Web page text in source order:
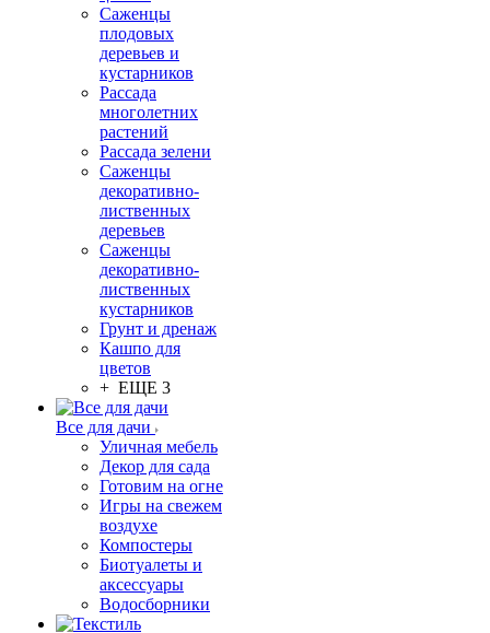
Саженцы
плодовых
деревьев и
кустарников
Рассада
многолетних
растений
Рассада зелени
Саженцы
декоративно-
лиственных
деревьев
Саженцы
декоративно-
лиственных
кустарников
Грунт и дренаж
Кашпо для
цветов
+ ЕЩЕ 3
Все для дачи
Уличная мебель
Декор для сада
Готовим на огне
Игры на свежем
воздухе
Компостеры
Биотуалеты и
аксессуары
Водосборники